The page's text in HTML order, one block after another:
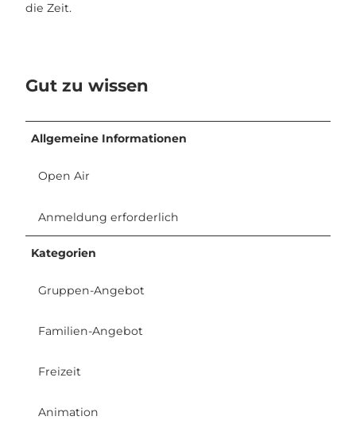
die Zeit.
Gut zu wissen
Allgemeine Informationen
Open Air
Anmeldung erforderlich
Kategorien
Gruppen-Angebot
Familien-Angebot
Freizeit
Animation